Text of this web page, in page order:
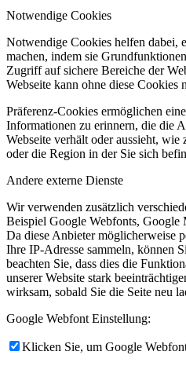
Notwendige Cookies
Notwendige Cookies helfen dabei,
machen, indem sie
Zugriff auf sichere Bereiche der
Webseite kann ohne diese
Präferenz-Cookies ermöglichen
Informationen zu erinnern, die die
Webseite verhält oder aussieht,
oder die Region in der Sie sich
Andere externe Dienste
Wir verwenden zusätzlich
Beispiel Google Webfonts, Google
Da diese Anbieter möglicherweise
Ihre IP-Adresse sammeln, können
beachten Sie, dass dies die
unserer Website stark
wirksam, sobald Sie die Seite neu
Google Webfont Einstellung:
Klicken Sie, um Google